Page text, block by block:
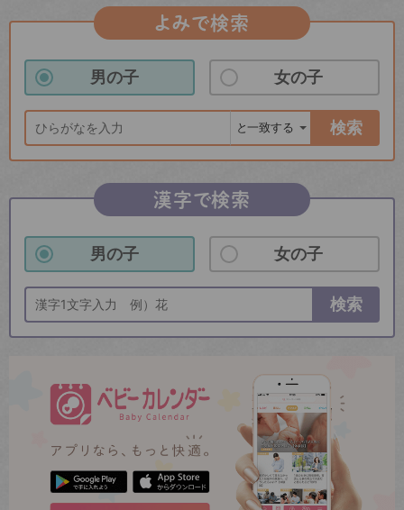
よみで検索
男の子 女の子
検索
漢字で検索
男の子 女の子
検索